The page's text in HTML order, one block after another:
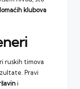
klubova
ruskih timova
Pravi
i